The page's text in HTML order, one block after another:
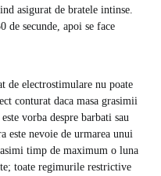
asigurat de bratele intinse.
de secunde, apoi se face
de electrostimulare nu poate
conturat daca masa grasimii
vorba despre barbati sau
este nevoie de urmarea unui
timp de maximum o luna
toate regimurile restrictive